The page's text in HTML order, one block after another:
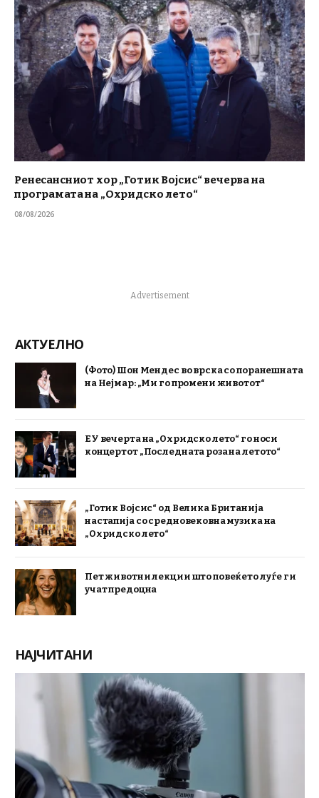
Ренесансниот хор „Готик Војсис“ вечерва на
програмата на „Охридско лето“
08/08/2026
Advertisement
АКТУЕЛНО
(Фото) Шон Мендес во врска со поранешната
на Нејмар: „Ми го промени животот“
ЕУ вечерта на „Охридско лето“ го носи
концертот „Последната роза на летото“
„Готик Војсис“ од Велика Британија
настапија со средновековна музика на
„Охридско лето“
Пет животни лекции што повеќето луѓе ги
учат предоцна
НАЈЧИТАНИ